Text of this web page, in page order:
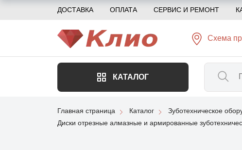
ДОСТАВКА ОПЛАТА СЕРВИС И РЕМОНТ
Схема
КАТАЛОГ
Главная страница Каталог Зуботехническое
Диски отрезные алмазные и армированные